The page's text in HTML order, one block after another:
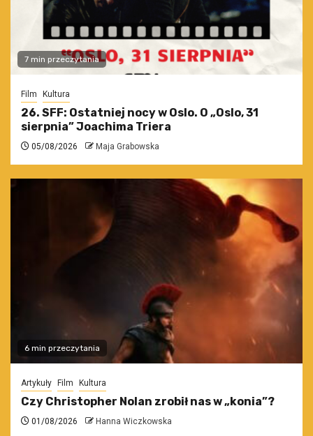
7 min przeczytania
Film Kultura
26. SFF: Ostatniej nocy w Oslo. O „Oslo, 31
sierpnia” Joachima Triera
05/08/2026 Maja Grabowska
6 min przeczytania
Artykuły Film Kultura
Czy Christopher Nolan zrobił nas w „konia”?
01/08/2026 Hanna Wiczkowska